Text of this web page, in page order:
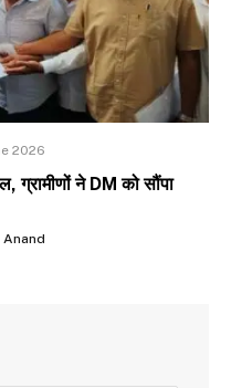
2026
ग्रामीणों ने DM को सौंपा